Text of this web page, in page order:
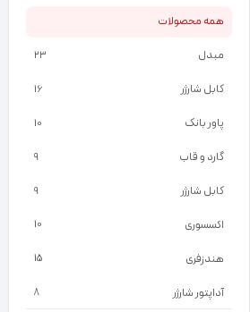
همه محصولات
مبدل 23
کابل شارژر 16
پاور بانک 10
گارد و قاب 9
کابل شارژر 9
اکسسوری 10
هندزفری 15
آداپتور شارژر 8